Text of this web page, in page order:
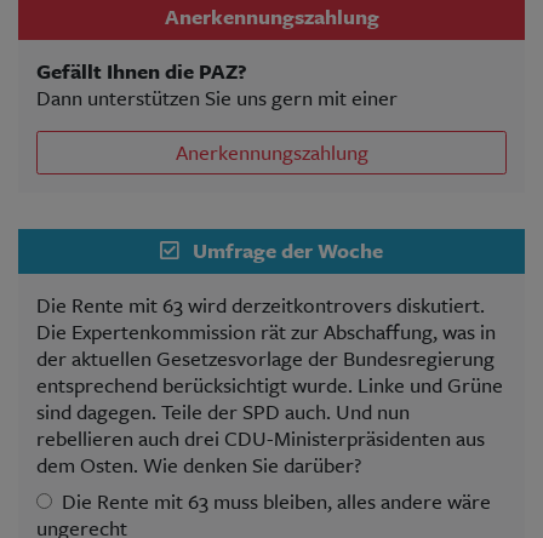
Anerkennungszahlung
Gefällt Ihnen die PAZ?
Dann unterstützen Sie uns gern mit einer
Anerkennungszahlung
Umfrage der Woche
Die Rente mit 63 wird derzeitkontrovers diskutiert.
Die Expertenkommission rät zur Abschaffung, was in
der aktuellen Gesetzesvorlage der Bundesregierung
entsprechend berücksichtigt wurde. Linke und Grüne
sind dagegen. Teile der SPD auch. Und nun
rebellieren auch drei CDU-Ministerpräsidenten aus
dem Osten. Wie denken Sie darüber?
Die Rente mit 63 muss bleiben, alles andere wäre
ungerecht